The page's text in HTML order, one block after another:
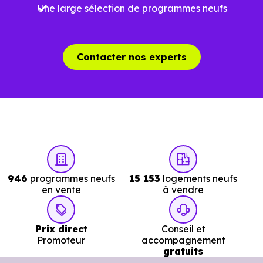
résidences secondaires.
[[PourcentageLocataires] % de locataires, Colombes
compte, pour tout projet d'investissement ou d'achat de
résidence principale..
Acheter dans le neuf ou dans l’ancien à
Colombes (92700) : comparer au-delà du
prix au m²
Une large sélection de programmes neufs
Contacter nos experts
946 programmes neufs
en vente
15 153 logements neufs
à vendre
Prix direct
Promoteur
Conseil et
accompagnement
gratuits